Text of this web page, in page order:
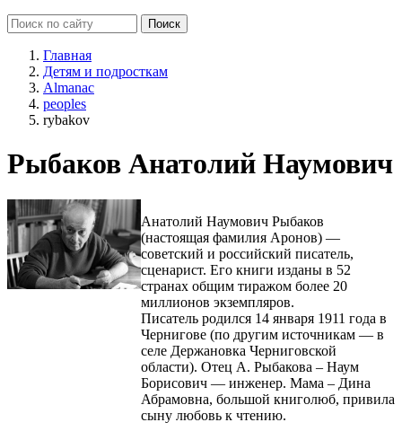
Главная
Детям и подросткам
Almanac
peoples
rybakov
Рыбаков Анатолий Наумович
Анатолий Наумович Рыбаков
(настоящая фамилия Аронов) —
советский и российский писатель,
сценарист. Его книги изданы в 52
странах общим тиражом более 20
миллионов экземпляров.
Писатель родился 14 января 1911 года в
Чернигове (по другим источникам — в
селе Держановка Черниговской
области). Отец А. Рыбакова – Наум
Борисович — инженер. Мама – Дина
Абрамовна, большой книголюб, привила
сыну любовь к чтению.